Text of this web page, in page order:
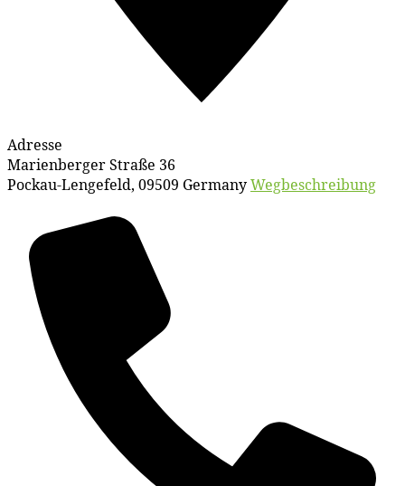
Adresse
Marienberger Straße 36
Pockau-Lengefeld, 09509 GermanyWegbeschreibung